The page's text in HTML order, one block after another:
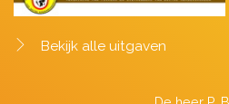
Bekijk alle uitgaven